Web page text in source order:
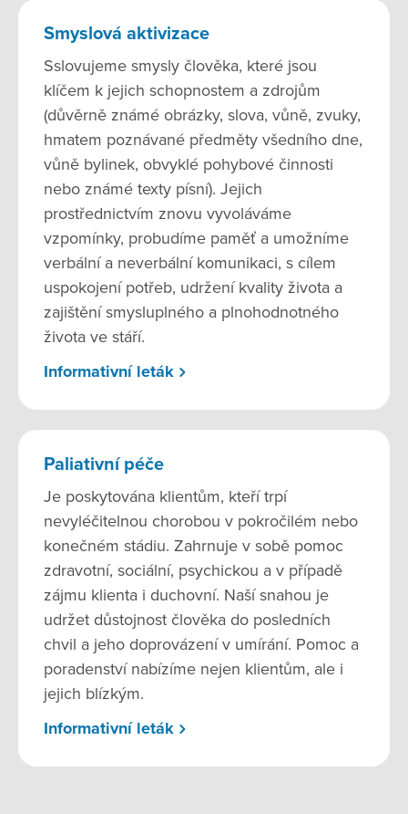
Smyslová aktivizace
Sslovujeme smysly člověka, které jsou
klíčem k jejich schopnostem a zdrojům
(důvěrně známé obrázky, slova, vůně, zvuky,
hmatem poznávané předměty všedního dne,
vůně bylinek, obvyklé pohybové činnosti
nebo známé texty písní). Jejich
prostřednictvím znovu vyvoláváme
vzpomínky, probudíme paměť a umožníme
verbální a neverbální komunikaci, s cílem
uspokojení potřeb, udržení kvality života a
zajištění smysluplného a plnohodnotného
života ve stáří.
Informativní leták
Paliativní péče
Je poskytována klientům, kteří trpí
nevyléčitelnou chorobou v pokročilém nebo
konečném stádiu. Zahrnuje v sobě pomoc
zdravotní, sociální, psychickou a v případě
zájmu klienta i duchovní. Naší snahou je
udržet důstojnost člověka do posledních
chvil a jeho doprovázení v umírání. Pomoc a
poradenství nabízíme nejen klientům, ale i
jejich blízkým.
Informativní leták